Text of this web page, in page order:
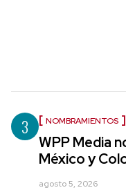
3 NOMBRAMIENTOS
WPP Media
México y
agosto 5, 2026